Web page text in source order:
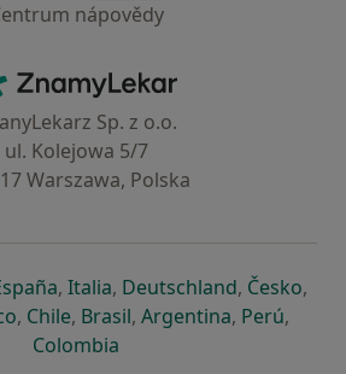
nápovědy
ZnamyLekar - Hlavní stránka
Sp. z o.o.
ul. Kolejowa 5/7
Warszawa, Polska
nové záložce
otevře v nové záložce
se otevře v nové záložce
, Italiase otevře v nové záložce
, Deutschlandse otevře v
, Českose
,
v nové záložce
se otevře v nové záložce
, Chilese otevře v nové záložce
, Brasilse otevře v nové
, Argentinase otevře v
, Perúse
,
Colombia